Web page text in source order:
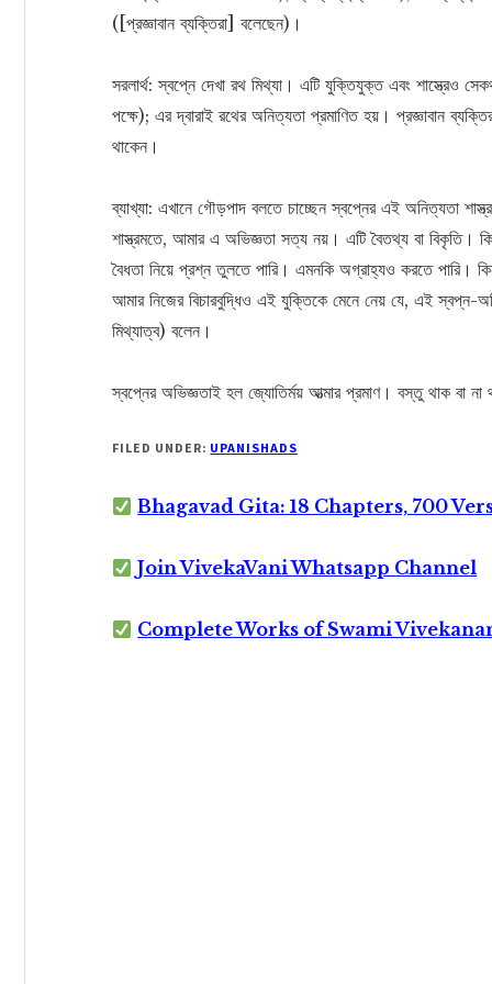
([প্রজ্ঞাবান ব্যক্তিরা] বলেছেন)।
সরলার্থ: স্বপ্নে দেখা রথ মিথ্যা। এটি যুক্তিযুক্ত এবং শাস্ত্রেও
পক্ষে); এর দ্বারাই রথের অনিত্যতা প্রমাণিত হয়। প্রজ্ঞাবান
থাকেন।
ব্যাখ্যা: এখানে গৌড়পাদ বলতে চাচ্ছেন স্বপ্নের এই অনিত্যতা
শাস্ত্রমতে, আমার এ অভিজ্ঞতা সত্য নয়। এটি বৈতথ্য বা বিকৃতি।
বৈধতা নিয়ে প্রশ্ন তুলতে পারি। এমনকি অগ্রাহ্যও করতে পারি।
আমার নিজের বিচারবুদ্ধিও এই যুক্তিকে মেনে নেয় যে, এই স্বপ্ন-
মিথ্যাত্ব) বলেন।
স্বপ্নের অভিজ্ঞতাই হল জ্যোতির্ময় আত্মার প্রমাণ। বস্তু থাক বা
FILED UNDER: UPANISHADS
Bhagavad Gita: 18 Chapters, 700
Join VivekaVani Whatsapp Channel
Complete Works of Swami